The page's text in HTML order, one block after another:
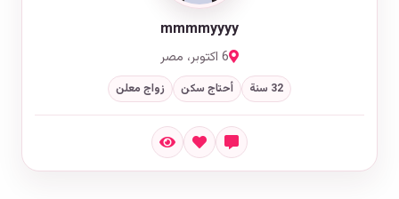
mmmmyyyy
6 اكتوبر، مصر
32 سنة أحتاج سكن زواج معلن